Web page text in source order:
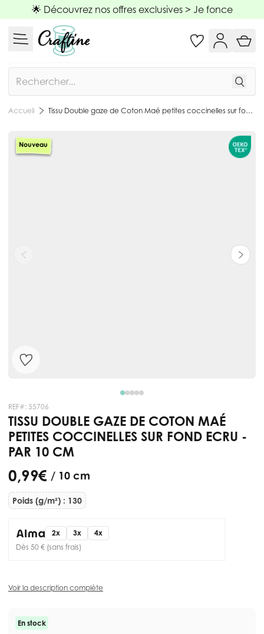
Allez au contenu
🌟 Découvrez nos offres exclusives > Je fonce
Accueil Tissu Double gaze de Coton Maé petites coccinelles sur fond Ecru - Par 10 cm
Nouveau
REF#: 55706
TISSU DOUBLE GAZE DE COTON MAÉ
PETITES COCCINELLES SUR FOND ECRU -
PAR 10 CM
0,99 € / 10 cm
Poids (g/m²) : 130
2x 3x
4x
Dès 50 € (sans frais)
Voir la description complète
En stock